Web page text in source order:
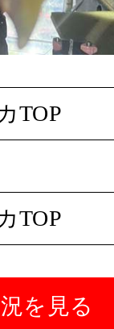
TOP
TOP
を見る